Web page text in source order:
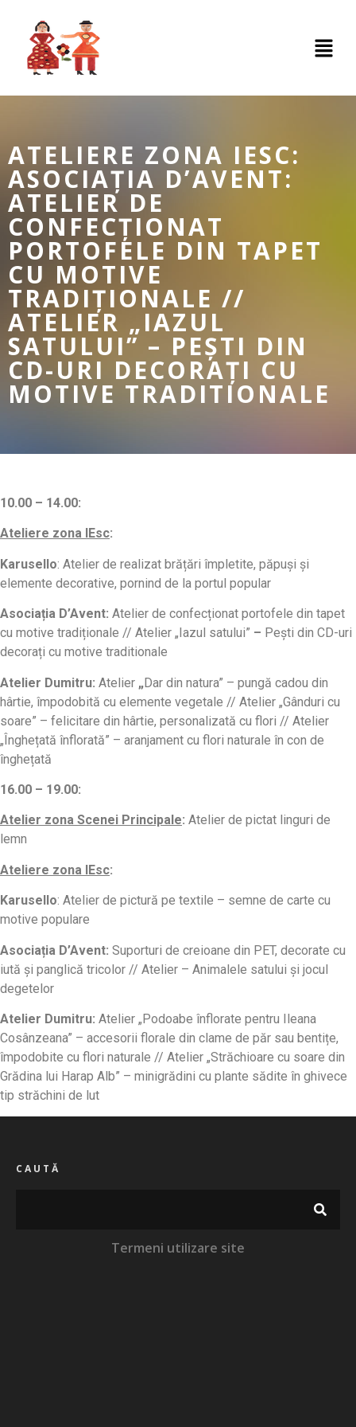
ATELIERE ZONA IESC:
ASOCIAȚIA D’AVENT:
ATELIER DE
CONFECȚIONAT
PORTOFELE DIN TAPET
CU MOTIVE
TRADIȚIONALE //
ATELIER „IAZUL
SATULUI” – PEȘTI DIN
CD-URI DECORAȚI CU
MOTIVE TRADITIONALE
10.00 – 14.00:
Ateliere zona IEsc:
Karusello: Atelier de realizat brățări împletite, păpuși și
elemente decorative, pornind de la portul popular
Asociația D’Avent: Atelier de confecționat portofele din tapet
cu motive tradiționale // Atelier „Iazul satului” – Pești din CD-uri
decorați cu motive traditionale
Atelier Dumitru: Atelier „Dar din natura” – pungă cadou din
hârtie, împodobită cu elemente vegetale // Atelier „Gânduri cu
soare” – felicitare din hârtie, personalizată cu flori // Atelier
„Înghețată înflorată” – aranjament cu flori naturale în con de
înghețată
16.00 – 19.00:
Atelier zona Scenei Principale: Atelier de pictat linguri de
lemn
Ateliere zona IEsc:
Karusello: Atelier de pictură pe textile – semne de carte cu
motive populare
Asociația D’Avent: Suporturi de creioane din PET, decorate cu
iută și panglică tricolor // Atelier – Animalele satului și jocul
degetelor
Atelier Dumitru: Atelier „Podoabe înflorate pentru Ileana
Cosânzeana” – accesorii florale din clame de păr sau bentițe,
împodobite cu flori naturale // Atelier „Străchioare cu soare din
Grădina lui Harap Alb” – minigrădini cu plante sădite în ghivece
tip străchini de lut
CAUTĂ
Termeni utilizare site